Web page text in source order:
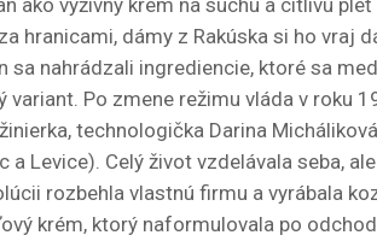
hranicami, dámy z Rakúska si ho vraj
nahrádzali ingrediencie, ktoré sa
Po zmene režimu vláda v roku
technologička Darina
Levice). Celý život vzdelávala seba,
rozbehla vlastnú firmu a vyrábala
krém, ktorý naformulovala po